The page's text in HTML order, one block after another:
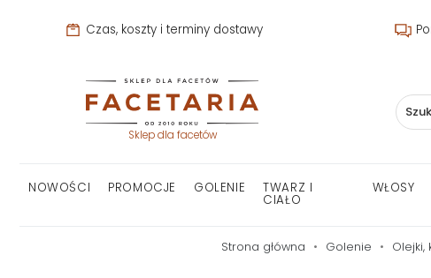
Czas, koszty i terminy dostawy
Sklep dla facetów
NOWOŚCI PROMOCJE GOLENIE TWARZ I
CIAŁO
WŁOSY
Strona główna Golenie